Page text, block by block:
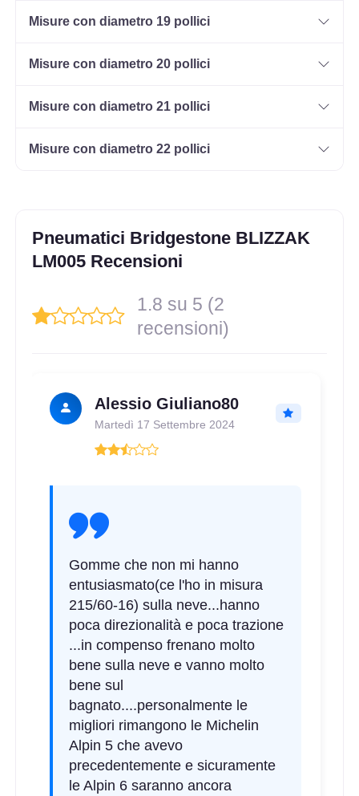
Misure con diametro 19 pollici
Misure con diametro 20 pollici
Misure con diametro 21 pollici
Misure con diametro 22 pollici
Pneumatici Bridgestone BLIZZAK
LM005 Recensioni
1.8 su 5 (2
recensioni)
Alessio Giuliano80
Martedì 17 Settembre 2024
Gomme che non mi hanno
entusiasmato(ce l'ho in misura
215/60-16) sulla neve...hanno
poca direzionalità e poca trazione
...in compenso frenano molto
bene sulla neve e vanno molto
bene sul
bagnato....personalmente le
migliori rimangono le Michelin
Alpin 5 che avevo
precedentemente e sicuramente
le Alpin 6 saranno ancora